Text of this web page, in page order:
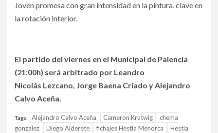
Joven promesa con gran intensidad en la pintura, clave en
la rotación interior.
El partido del viernes en el Municipal de Palencia
(21:00h) será arbitrado por Leandro
Nicolás Lezcano, Jorge Baena Criado y Alejandro
Calvo Aceña.
Tags: Alejandro Calvo Aceña Cameron Krutwig
chema
gonzalez
Diego Alderete fichajes Hestia Menorca
Hestia